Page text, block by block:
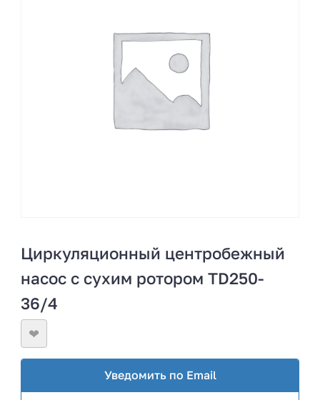
Циркуляционный центробежный
насос с сухим ротором TD250-
36/4
❤
Уведомить по Email